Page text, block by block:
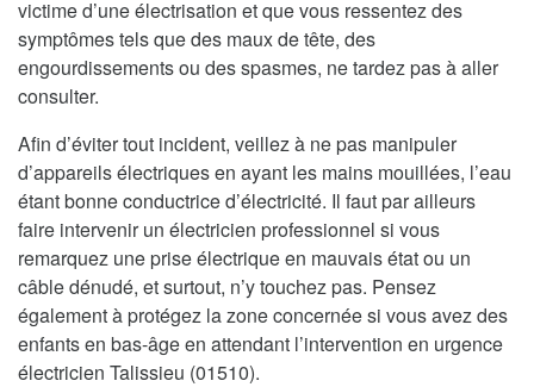
victime d’une électrisation et que vous ressentez des
symptômes tels que des maux de tête, des
engourdissements ou des spasmes, ne tardez pas à aller
consulter.
Afin d’éviter tout incident, veillez à ne pas manipuler
d’appareils électriques en ayant les mains mouillées, l’eau
étant bonne conductrice d’électricité. Il faut par ailleurs
faire intervenir un électricien professionnel si vous
remarquez une prise électrique en mauvais état ou un
câble dénudé, et surtout, n’y touchez pas. Pensez
également à protégez la zone concernée si vous avez des
enfants en bas-âge en attendant l’intervention en urgence
électricien Talissieu (01510).